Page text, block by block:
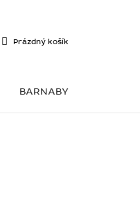
NÁKUPNÍ
Prázdný košík
BARNABY